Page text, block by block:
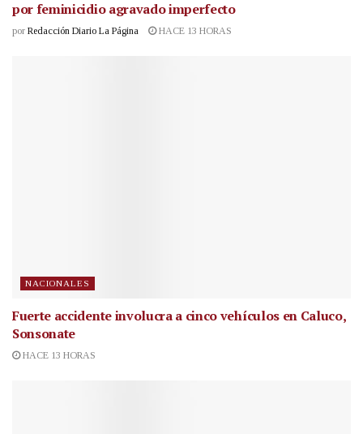
por feminicidio agravado imperfecto
por Redacción Diario La Página HACE 13 HORAS
NACIONALES
Fuerte accidente involucra a cinco vehículos en Caluco,
Sonsonate
HACE 13 HORAS